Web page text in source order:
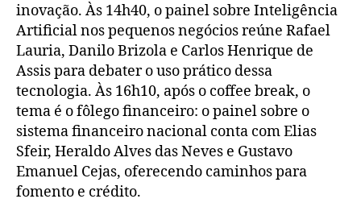
inovação. Às 14h40, o painel sobre Inteligência
Artificial nos pequenos negócios reúne Rafael
Lauria, Danilo Brizola e Carlos Henrique de
Assis para debater o uso prático dessa
tecnologia. Às 16h10, após o coffee break, o
tema é o fôlego financeiro: o painel sobre o
sistema financeiro nacional conta com Elias
Sfeir, Heraldo Alves das Neves e Gustavo
Emanuel Cejas, oferecendo caminhos para
fomento e crédito.